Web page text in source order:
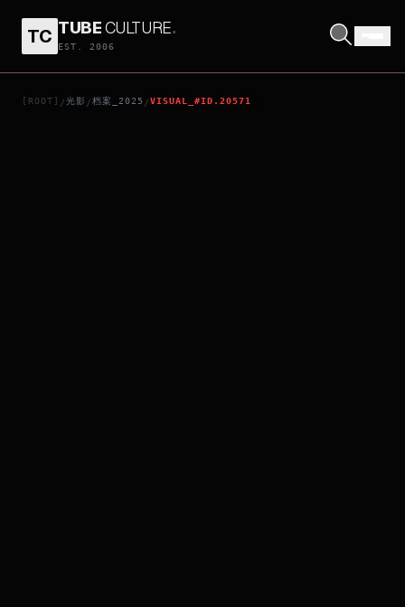
TC TUBECULTURE.
EST. 2006
[ROOT] /光影 /档案_2025 /VISUAL_#ID.20571
SOUND OF SILENCE